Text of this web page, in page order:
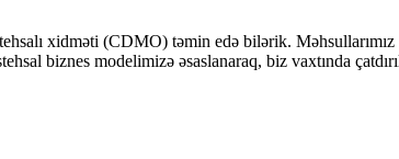
xidməti (CDMO) təmin edə bilərik.
biznes modelimizə əsaslanaraq, biz vaxtında